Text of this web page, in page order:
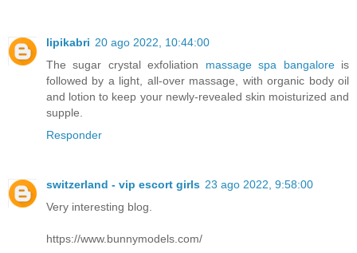
lipikabri 20 ago 2022, 10:44:00
The sugar crystal exfoliation massage spa bangaloreis
followed by a light, all-over massage, with organic body oil
and lotion to keep your newly-revealed skin moisturized and
supple.
Responder
switzerland - vip escort girls 23 ago 2022, 9:58:00
Very interesting blog.
https://www.bunnymodels.com/